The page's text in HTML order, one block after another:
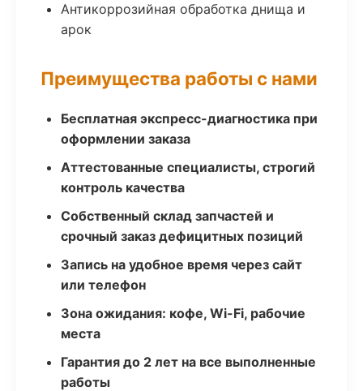
Антикоррозийная обработка днища и
арок
Преимущества работы с нами
Бесплатная экспресс-диагностика при
оформлении заказа
Аттестованные специалисты, строгий
контроль качества
Собственный склад запчастей и
срочный заказ дефицитных позиций
Запись на удобное время через сайт
или телефон
Зона ожидания: кофе, Wi-Fi, рабочие
места
Гарантия до 2 лет на все выполненные
работы